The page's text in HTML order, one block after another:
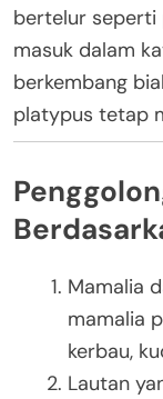
bertelur seperti
masuk dalam
berkembang
platypus tetap
Mamalia
mamalia
kerbau,
Lautan